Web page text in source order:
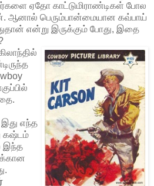
ஏதோ காட்டுமிராண்டிகள் போல
ஆனால் பெரும்பான்மையான கவ்பாய்
என்று இருக்கும் போது, இதை
எந்த
கஷ்டம்
இந்த